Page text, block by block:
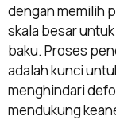
dengan memilih
skala besar
baku. Proses
adalah kunci
menghindari
mendukung